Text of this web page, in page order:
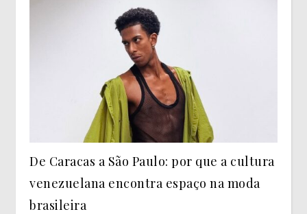
De Caracas a São Paulo: por que a cultura
venezuelana encontra espaço na moda
brasileira